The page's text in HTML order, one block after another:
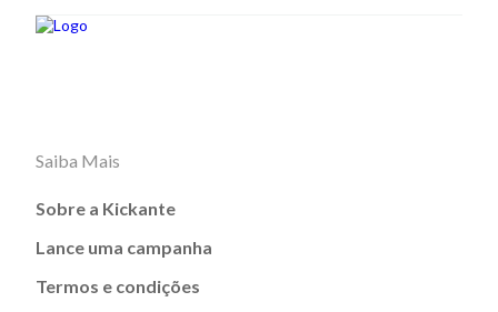
Saiba Mais
Sobre a Kickante
Lance uma campanha
Termos e condições